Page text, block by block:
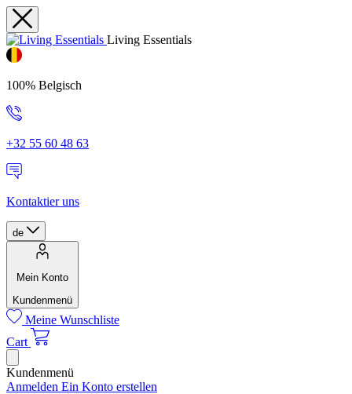
Living Essentials
100% Belgisch
+32 55 60 48 63
Kontaktier uns
de
Mein Konto
Kundenmenü
Meine Wunschliste
Cart
Kundenmenü
Anmelden Ein Konto erstellen